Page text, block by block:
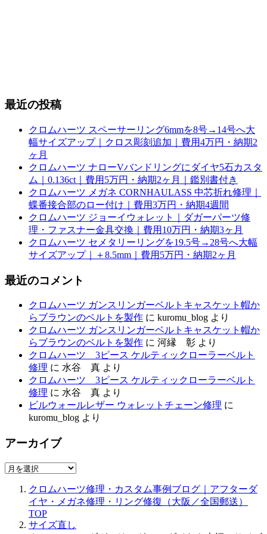
最近の投稿
クロムハーツ スペーサーリング6mmを8号→14号へ大
幅サイズアップ｜クロス彫刻追加｜費用4万円・納期2
ヶ月
クロムハーツ ナローVバンドリングにダイヤ5石カスタ
ム｜0.136ct｜費用5万円・納期2ヶ月｜鑑別書付き
クロムハーツ メガネ CORNHAULASS 中芯折れ修理｜
蝶番接合部のロー付け｜費用3万円・納期4週間
クロムハーツ ジョーイウォレット｜ダガーパーツ修
理・ファスナー金具交換｜費用10万円・納期3ヶ月
クロムハーツ セメタリーリングを19.5号→28号へ大幅
サイズアップ｜＋8.5mm｜費用5万円・納期2ヶ月
最近のコメント
クロムハーツ ガンスリンガーベルトキャスケット帽か
らブラウンのベルトを製作 に kuromu_blog より
クロムハーツ ガンスリンガーベルトキャスケット帽か
らブラウンのベルトを製作 に 河縁 彰 より
クロムハーツ 3ピース ケルティックローラーベルト
修理 に 水谷 真 より
クロムハーツ 3ピース ケルティックローラーベルト
修理 に 水谷 真 より
ビルウォールレザー ウォレットチェーン修理 に
kuromu_blog より
アーカイブ
ア
クロムハーツ修理・カスタム事例ブログ｜アフターダ
イヤ・メガネ修理・リング修復（大阪／全国郵送）
TOP
サイズ直し